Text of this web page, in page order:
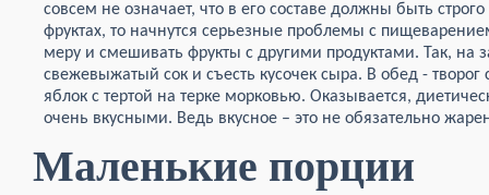
совсем не означает, что в его составе должны быть
фруктах, то начнутся серьезные проблемы с
меру и смешивать фрукты с другими продуктами. Так, на
свежевыжатый сок и съесть кусочек сыра. В обед -
яблок с тертой на терке морковью. Оказывается,
очень вкусными. Ведь вкусное – это не обязательно
Маленькие порции